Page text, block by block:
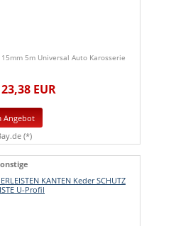
5m Universal Auto Karosserie
23,38 EUR
Angebot
(*)